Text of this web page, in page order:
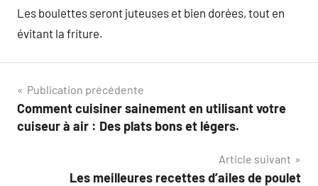
Les boulettes seront juteuses et bien dorées, tout en
évitant la friture.
Navigation
de
Publication précédente
Comment cuisiner sainement en utilisant votre
cuiseur à air : Des plats bons et légers.
Article suivant
Les meilleures recettes d’ailes de poulet